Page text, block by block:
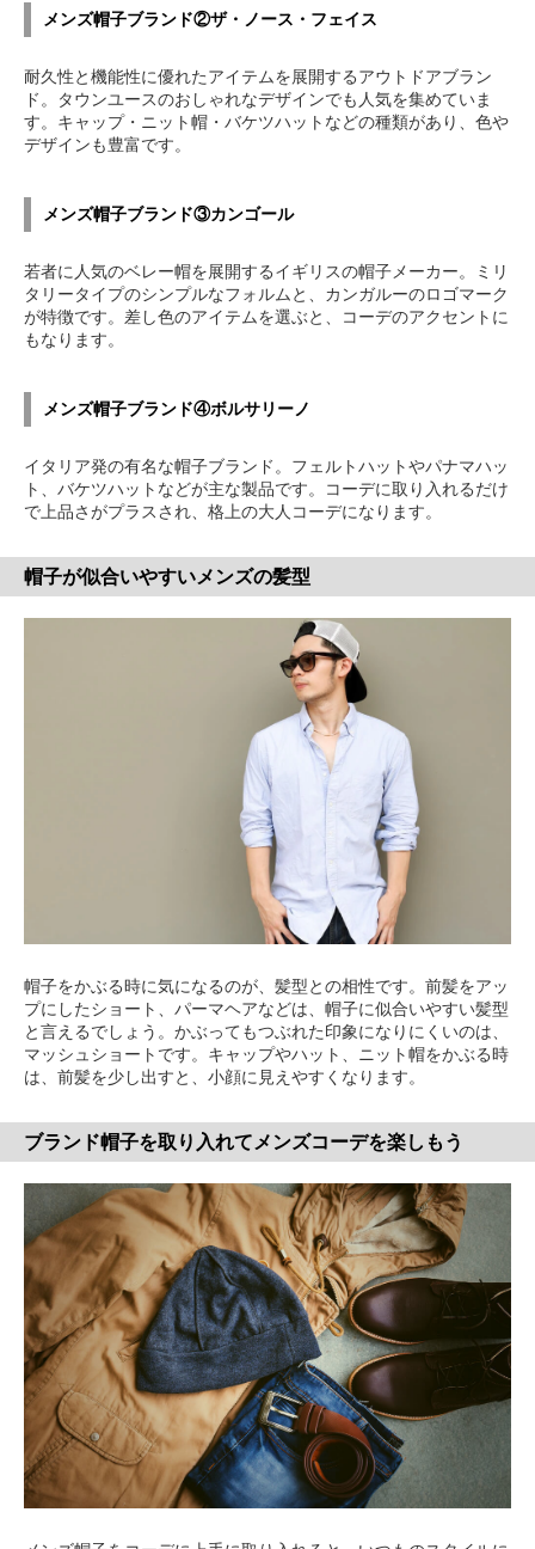
メンズ帽子ブランド②ザ・ノース・フェイス
耐久性と機能性に優れたアイテムを展開するアウトドアブラン
ド。タウンユースのおしゃれなデザインでも人気を集めていま
す。キャップ・ニット帽・バケツハットなどの種類があり、色や
デザインも豊富です。
メンズ帽子ブランド③カンゴール
若者に人気のベレー帽を展開するイギリスの帽子メーカー。ミリ
タリータイプのシンプルなフォルムと、カンガルーのロゴマーク
が特徴です。差し色のアイテムを選ぶと、コーデのアクセントに
もなります。
メンズ帽子ブランド④ボルサリーノ
イタリア発の有名な帽子ブランド。フェルトハットやパナマハッ
ト、バケツハットなどが主な製品です。コーデに取り入れるだけ
で上品さがプラスされ、格上の大人コーデになります。
帽子が似合いやすいメンズの髪型
帽子をかぶる時に気になるのが、髪型との相性です。前髪をアッ
プにしたショート、パーマヘアなどは、帽子に似合いやすい髪型
と言えるでしょう。かぶってもつぶれた印象になりにくいのは、
マッシュショートです。キャップやハット、ニット帽をかぶる時
は、前髪を少し出すと、小顔に見えやすくなります。
ブランド帽子を取り入れてメンズコーデを楽しもう